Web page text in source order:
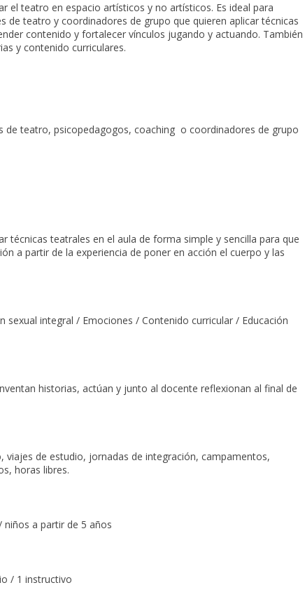
el teatro en espacio artísticos y no artísticos. Es ideal para
de teatro y coordinadores de grupo que quieren aplicar técnicas
contenido y fortalecer vínculos jugando y actuando. También
y contenido curriculares.
de teatro, psicopedagogos, coaching o coordinadores de grupo
técnicas teatrales en el aula de forma simple y sencilla para que
a partir de la experiencia de poner en acción el cuerpo y las
sexual integral / Emociones / Contenido curricular / Educación
historias, actúan y junto al docente reflexionan al final de
viajes de estudio, jornadas de integración, campamentos,
horas libres.
a partir de 5 años
/ 1 instructivo